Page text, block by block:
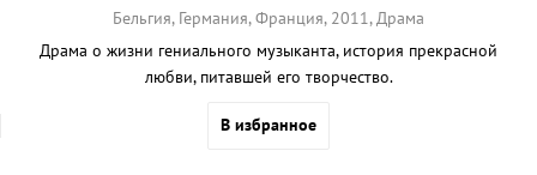
Бельгия, Германия, Франция, 2011, Драма
Драма о жизни гениального музыканта, история прекрасной
любви, питавшей его творчество.
В избранное